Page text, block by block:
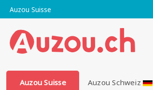
Auzou Suisse
Auzou Suisse Auzou Schweiz